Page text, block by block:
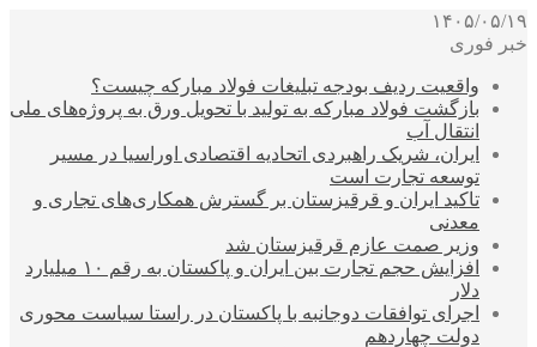
۱۴۰۵/۰۵/۱۹
خبر فوری
واقعیت ردیف بودجه تبلیغات فولاد مبارکه چیست؟
بازگشت فولاد مبارکه به تولید با تحویل ورق به پروژه‌های ملی
انتقال آب
ایران، شریک راهبردی اتحادیه اقتصادی اوراسیا در مسیر
توسعه تجارت است
تاکید ایران و قرقیزستان بر گسترش همکاری‌های تجاری و
معدنی
وزیر صمت عازم قرقیزستان شد
افزایش حجم تجارت بین ایران و پاکستان به رقم ۱۰ میلیارد
دلار
اجرای توافقات دوجانبه با پاکستان در راستا سیاست محوری
دولت چهاردهم